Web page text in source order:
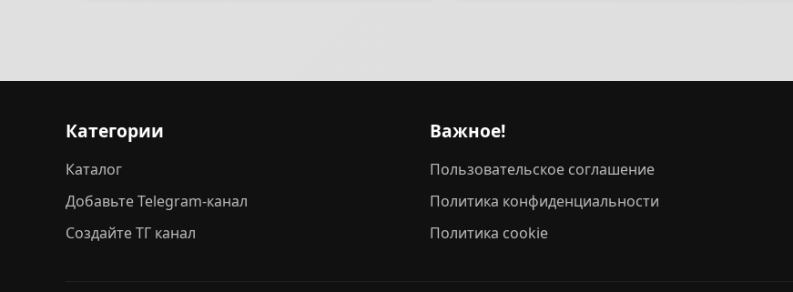
Категории
Каталог
Добавьте Telegram-канал
Создайте ТГ канал
Важное!
Пользовательское соглашение
Политика конфиденциальности
Политика cookie